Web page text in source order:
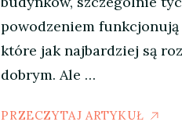
powodzeniem
które jak najbardziej są
dobrym. Ale …
PRZECZYTAJ ARTYKUŁ